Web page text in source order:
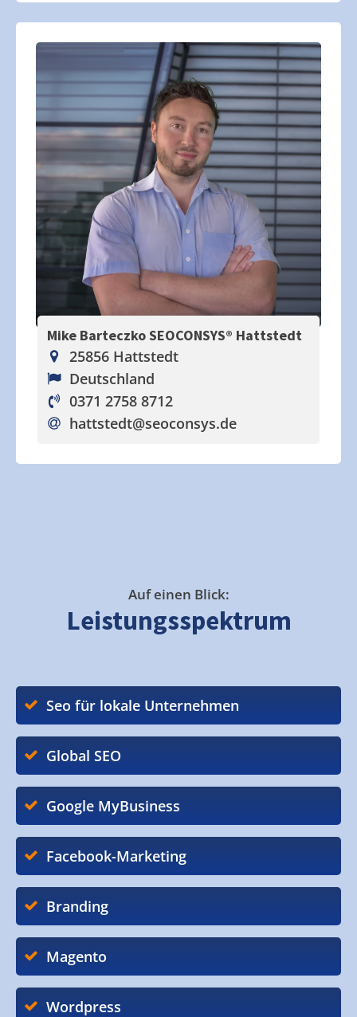
Mike Barteczko SEOCONSYS® Hattstedt
25856 Hattstedt
Deutschland
0371 2758 8712
hattstedt@seoconsys.de
Auf einen Blick:
Leistungsspektrum
Seo für lokale Unternehmen
Global SEO
Google MyBusiness
Facebook-Marketing
Branding
Magento
Wordpress